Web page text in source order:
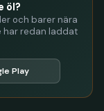
öl?
och barer nära
har redan laddat
Play